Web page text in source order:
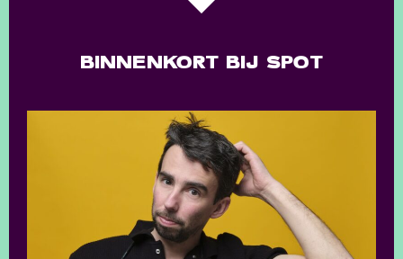
BINNENKORT BIJ SPOT